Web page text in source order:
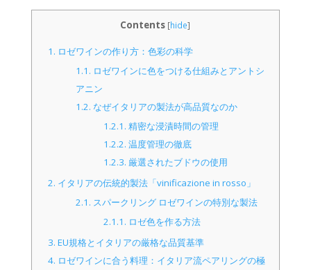
Contents [hide]
1. ロゼワインの作り方：色彩の科学
1.1. ロゼワインに色をつける仕組みとアントシ
アニン
1.2. なぜイタリアの製法が高品質なのか
1.2.1. 精密な浸漬時間の管理
1.2.2. 温度管理の徹底
1.2.3. 厳選されたブドウの使用
2. イタリアの伝統的製法「vinificazione in rosso」
2.1. スパークリング ロゼワインの特別な製法
2.1.1. ロゼ色を作る方法
3. EU規格とイタリアの厳格な品質基準
4. ロゼワインに合う料理：イタリア流ペアリングの極